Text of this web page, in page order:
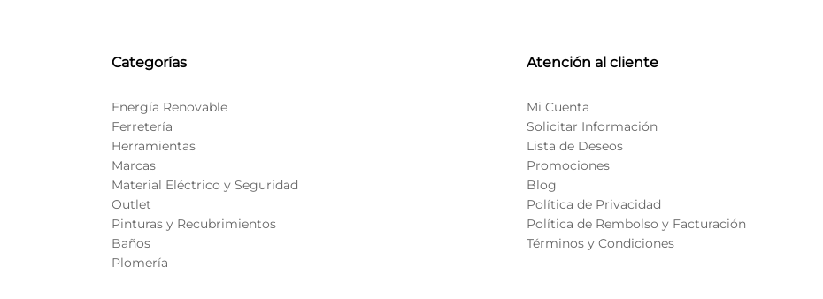
Categorías
Energía Renovable
Ferretería
Herramientas
Marcas
Material Eléctrico y Seguridad
Outlet
Pinturas y Recubrimientos
Baños
Plomería
Atención al cliente
Mi Cuenta
Solicitar Información
Lista de Deseos
Promociones
Blog
Política de Privacidad
Política de Rembolso y Facturación
Términos y Condiciones